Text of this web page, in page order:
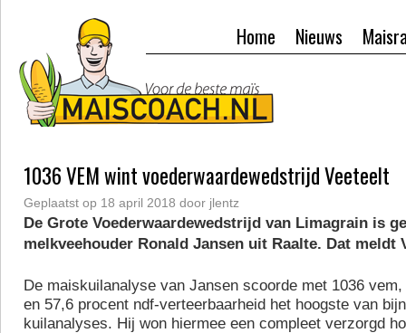
Nieuws
Home
1036 VEM wint voederwaardewedstrijd Veeteelt
Geplaatst op 18 april 2018 door jlentz
De Grote Voederwaardewedstrijd van Limagrain is
melkveehouder Ronald Jansen uit Raalte. Dat meldt
De maiskuilanalyse van Jansen scoorde met 1036
en 57,6 procent ndf-verteerbaarheid het hoogste van
kuilanalyses. Hij won hiermee een compleet verzorgd